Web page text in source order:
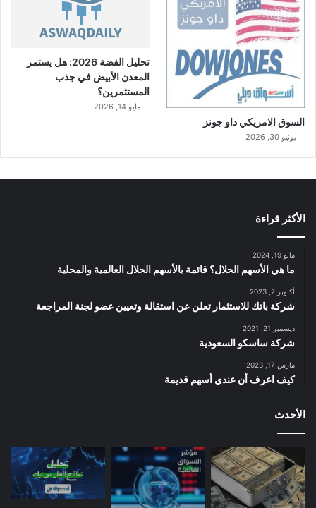
السوق الامريكي داو جونز
يونيو 30, 2026
تحليل الفضة 2026: هل يستمر
المعدن الأبيض في جذب
المستثمرين؟
مايو 14, 2026
الأكثر قراءة
مايو 19, 2024
ما هي الأسهم الحلال؟ قائمة بالأسهم الحلال العالمية والمحلية
أكتوبر 2, 2023
شركة باتك للاستثمار تعلن عن استقالة وتعيين عضو لجنة المراجعة
ديسمبر 21, 2021
شركة ساسكو السعودية
مارس 17, 2023
كيف اعرف أن عندي أسهم قديمة
الأحدث